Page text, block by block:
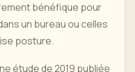
bénéfique pour
un bureau ou celles
posture.
étude de 2019 publiée